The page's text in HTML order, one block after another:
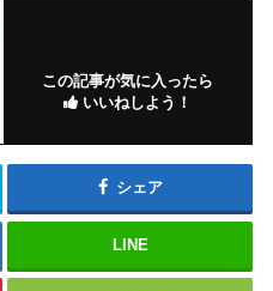
この記事が気に入ったら
いいねしよう！
シェア
LINE